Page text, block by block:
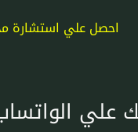
احصل علي استشارة